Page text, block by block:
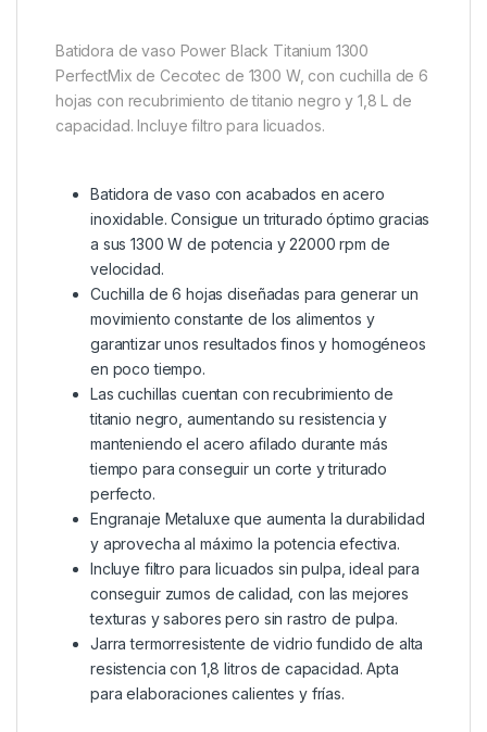
Batidora de vaso Power Black Titanium 1300
PerfectMix de Cecotec de 1300 W, con cuchilla de 6
hojas con recubrimiento de titanio negro y 1,8 L de
capacidad. Incluye filtro para licuados.
Batidora de vaso con acabados en acero
inoxidable. Consigue un triturado óptimo gracias
a sus 1300 W de potencia y 22000 rpm de
velocidad.
Cuchilla de 6 hojas diseñadas para generar un
movimiento constante de los alimentos y
garantizar unos resultados finos y homogéneos
en poco tiempo.
Las cuchillas cuentan con recubrimiento de
titanio negro, aumentando su resistencia y
manteniendo el acero afilado durante más
tiempo para conseguir un corte y triturado
perfecto.
Engranaje Metaluxe que aumenta la durabilidad
y aprovecha al máximo la potencia efectiva.
Incluye filtro para licuados sin pulpa, ideal para
conseguir zumos de calidad, con las mejores
texturas y sabores pero sin rastro de pulpa.
Jarra termorresistente de vidrio fundido de alta
resistencia con 1,8 litros de capacidad. Apta
para elaboraciones calientes y frías.